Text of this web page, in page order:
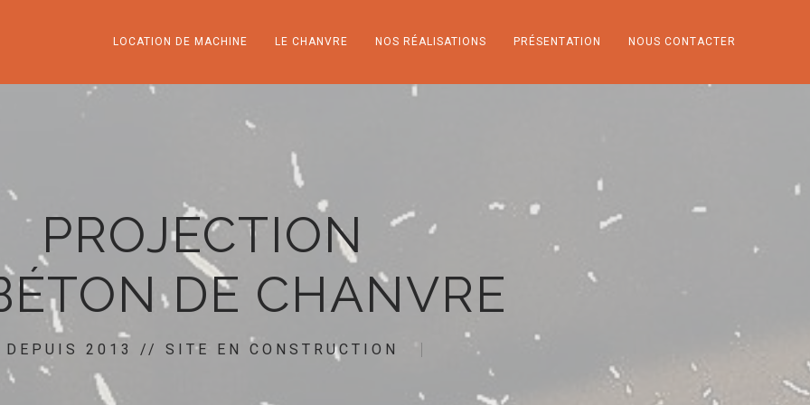
LOCATION DE MACHINE LE CHANVRE NOS RÉALISATIONS PRÉSENTATION NOUS CONTACTER
PROJECTION
DE CHANVRE
DEPUIS 2013 // SITE EN CONSTRUCTION